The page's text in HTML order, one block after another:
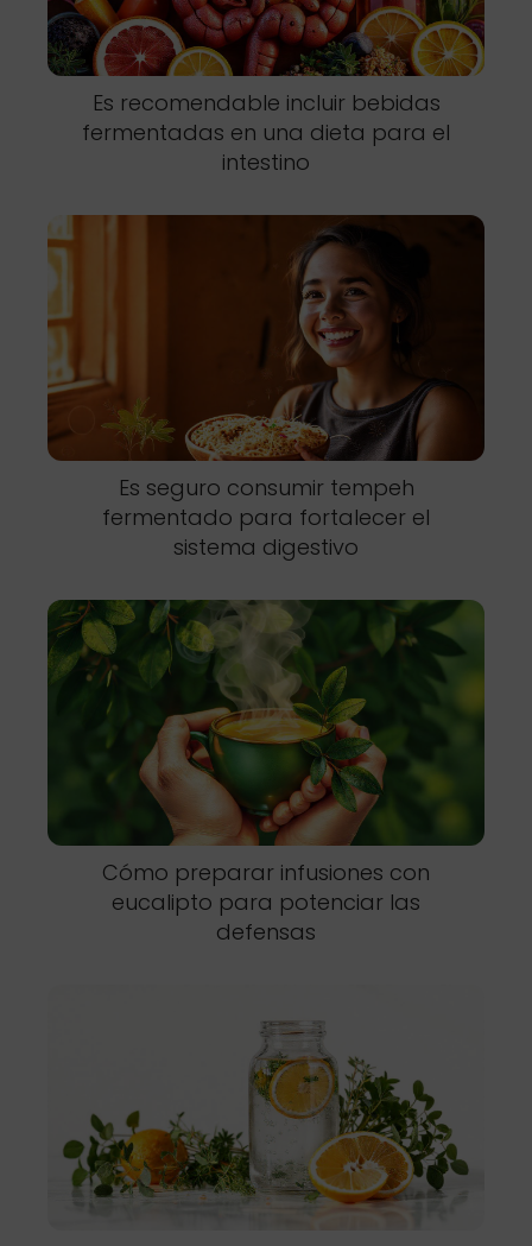
Es recomendable incluir bebidas
fermentadas en una dieta para el
intestino
Es seguro consumir tempeh
fermentado para fortalecer el
sistema digestivo
Cómo preparar infusiones con
eucalipto para potenciar las
defensas